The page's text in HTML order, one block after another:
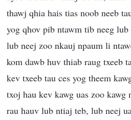
thawj qhia hais tias noob neeb
yog qhov pib ntawm tib neeg
lub neej zoo nkauj npaum li
kom dawb huv thiab raug txeeb
kev txeeb tau ces yog theem
txoj hau kev kawg uas zoo
rau hauv lub ntiaj teb, lub neej